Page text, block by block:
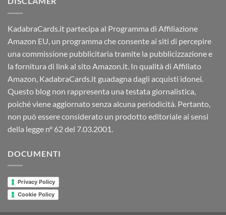
KadabraCards.it partecipa al Programma di Affiliazione
Amazon EU, un programma che consente ai siti di percepire
una commissione pubblicitaria tramite la pubblicizzazione e
la fornitura di link al sito Amazon.it. In qualità di Affiliato
Amazon, KadabraCards.it guadagna dagli acquisti idonei.
Questo blog non rappresenta una testata giornalistica,
poiché viene aggiornato senza alcuna periodicità. Pertanto,
non può essere considerato un prodotto editoriale ai sensi
della legge n° 62 del 7.03.2001.
DOCUMENTI
Privacy Policy
Cookie Policy